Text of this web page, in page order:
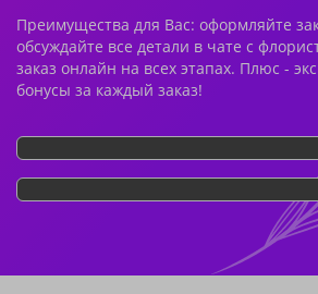
Преимущества для Вас: оформляйте
обсуждайте все детали в чате с
заказ онлайн на всех этапах. Плюс -
бонусы за каждый заказ!